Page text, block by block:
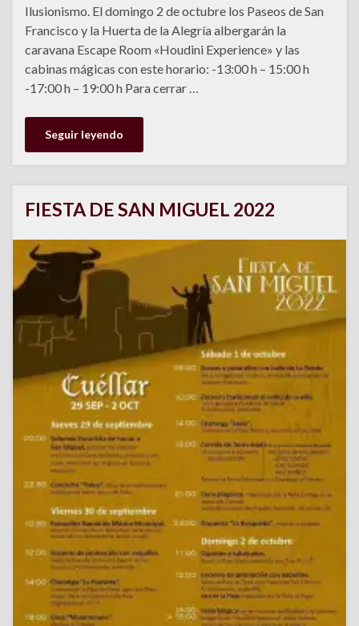
Ilusionismo. El domingo 2 de octubre los Paseos de San
Francisco y la Huerta de la Alegría albergarán la
caravana Escape Room «Houdini Experience» y las
cabinas mágicas con este horario: -13:00 h – 15:00 h
-17:00 h – 19:00 h Para cerrar …
Seguir leyendo
FIESTA DE SAN MIGUEL 2022